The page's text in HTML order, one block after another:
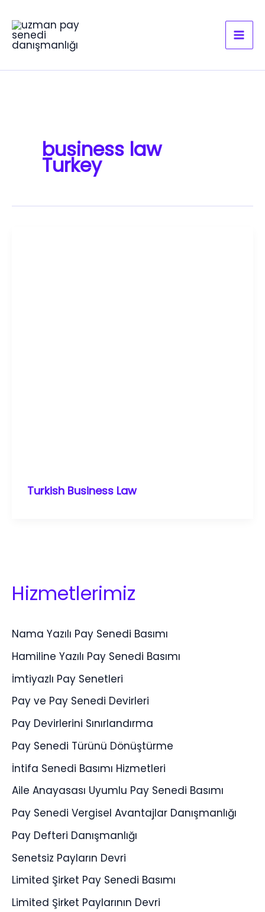
atla
business law
Turkey
Turkish Business Law
Hizmetlerimiz
Nama Yazılı Pay Senedi Basımı
Hamiline Yazılı Pay Senedi Basımı
İmtiyazlı Pay Senetleri
Pay ve Pay Senedi Devirleri
Pay Devirlerini Sınırlandırma
Pay Senedi Türünü Dönüştürme
İntifa Senedi Basımı Hizmetleri
Aile Anayasası Uyumlu Pay Senedi Basımı
Pay Senedi Vergisel Avantajlar Danışmanlığı
Pay Defteri Danışmanlığı
Senetsiz Payların Devri
Limited Şirket Pay Senedi Basımı
Limited Şirket Paylarının Devri